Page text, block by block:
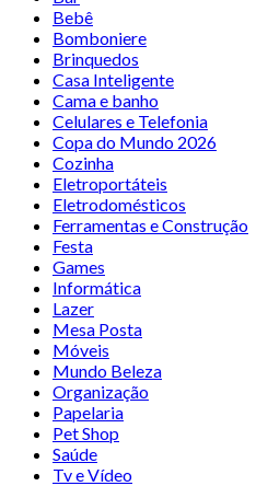
Bebê
Bomboniere
Brinquedos
Casa Inteligente
Cama e banho
Celulares e Telefonia
Copa do Mundo 2026
Cozinha
Eletroportáteis
Eletrodomésticos
Ferramentas e Construção
Festa
Games
Informática
Lazer
Mesa Posta
Móveis
Mundo Beleza
Organização
Papelaria
Pet Shop
Saúde
Tv e Vídeo